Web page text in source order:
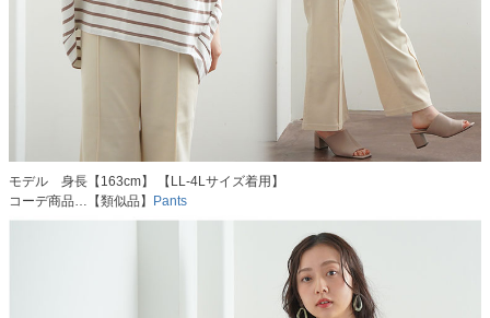
モデル 身長【163cm】 【LL-4Lサイズ着用】
コーデ商品…【類似品】 Pants